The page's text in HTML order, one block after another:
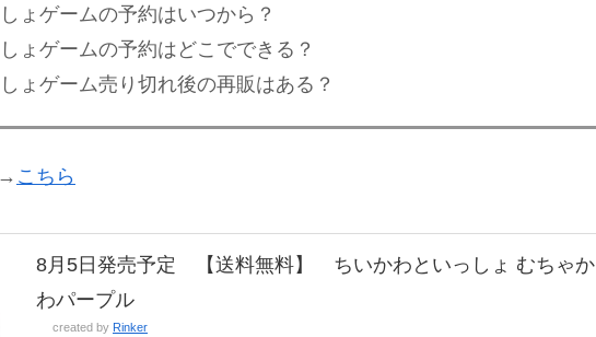
ょゲームの予約はいつから？
ょゲームの予約はどこでできる？
ょゲーム売り切れ後の再販はある？
こちら
8月5日発売予定 【送料無料】 ちいかわといっしょ むちゃか
わパープル
created by Rinker